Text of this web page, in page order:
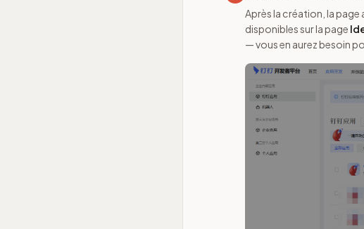
Après la création, la
disponibles sur la page
— vous en aurez besoin